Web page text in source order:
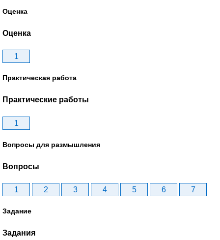
Оценка
Оценка
1
Практическая работа
Практические работы
1
Вопросы для размышления
Вопросы
1 2 3 4 5 6 7
Задание
Задания